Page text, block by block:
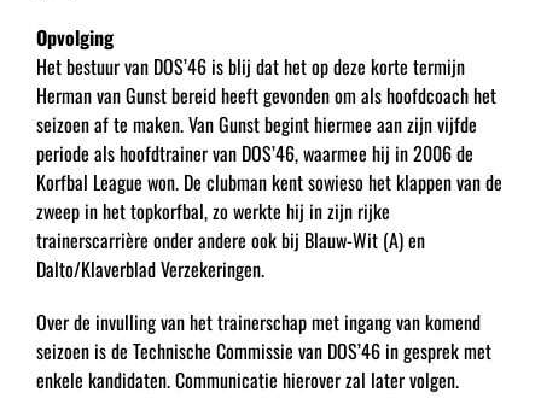
Opvolging
Het bestuur van DOS’46 is blij dat het op deze korte termijn
Herman van Gunst bereid heeft gevonden om als hoofdcoach het
seizoen af te maken. Van Gunst begint hiermee aan zijn vijfde
periode als hoofdtrainer van DOS’46, waarmee hij in 2006 de
Korfbal League won. De clubman kent sowieso het klappen van de
zweep in het topkorfbal, zo werkte hij in zijn rijke
trainerscarrière onder andere ook bij Blauw-Wit (A) en
Dalto/Klaverblad Verzekeringen.
Over de invulling van het trainerschap met ingang van komend
seizoen is de Technische Commissie van DOS’46 in gesprek met
enkele kandidaten. Communicatie hierover zal later volgen.